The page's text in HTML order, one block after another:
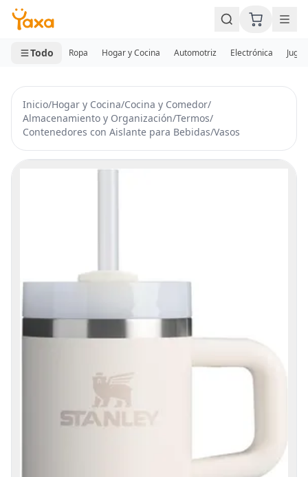
MINI CARRITO
0 productos
Todo Ropa Hogar y Cocina Automotriz Electrónica
Inicio/Hogar y Cocina/Cocina y Comedor/
Almacenamiento y Organización/Termos/
Contenedores con Aislante para Bebidas/Vasos